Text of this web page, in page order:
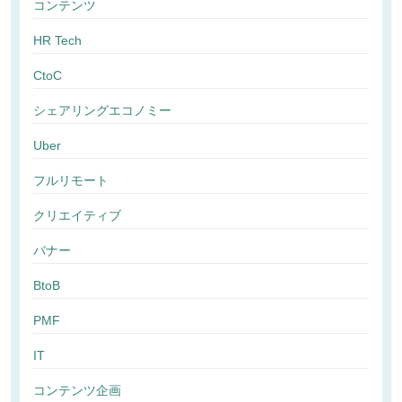
コンテンツ
HR Tech
CtoC
シェアリングエコノミー
Uber
フルリモート
クリエイティブ
バナー
BtoB
PMF
IT
コンテンツ企画